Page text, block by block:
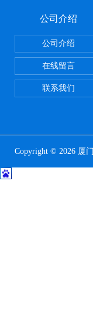
公司介绍
公司介绍
在线留言
联系我们
Copyright © 2026 厦